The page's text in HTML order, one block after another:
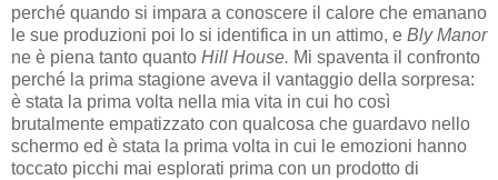
perché quando si impara a conoscere il calore che emanano
le sue produzioni poi lo si identifica in un attimo, e Bly Manor
ne è piena tanto quanto Hill House. Mi spaventa il confronto
perché la prima stagione aveva il vantaggio della sorpresa:
è stata la prima volta nella mia vita in cui ho così
brutalmente empatizzato con qualcosa che guardavo nello
schermo ed è stata la prima volta in cui le emozioni hanno
toccato picchi mai esplorati prima con un prodotto di